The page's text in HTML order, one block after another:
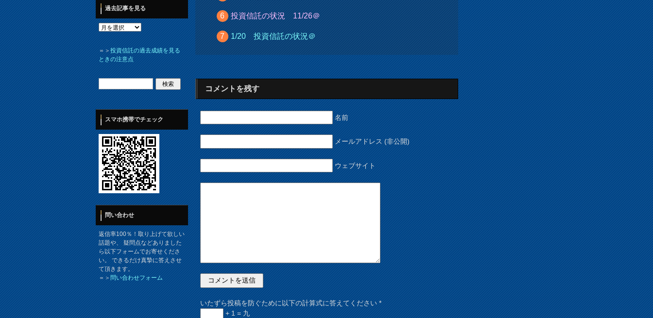
投資信託の状況 11/26＠
1/20 投資信託の状況＠
コメントを残す
名前
メールアドレス (非公開)
ウェブサイト
いたずら投稿を防ぐために以下の計算式に答えてください*
+ 1 = 九
過去記事を見る
＝＞投資信託の過去成績を見る
ときの注意点
スマホ携帯でチェック
問い合わせ
返信率100％！取り上げて欲しい
話題や、 疑問点などありました
ら以下フォームでお寄せくださ
い。 できるだけ真摯に答えさせ
て頂きます。
＝＞問い合わせフォーム